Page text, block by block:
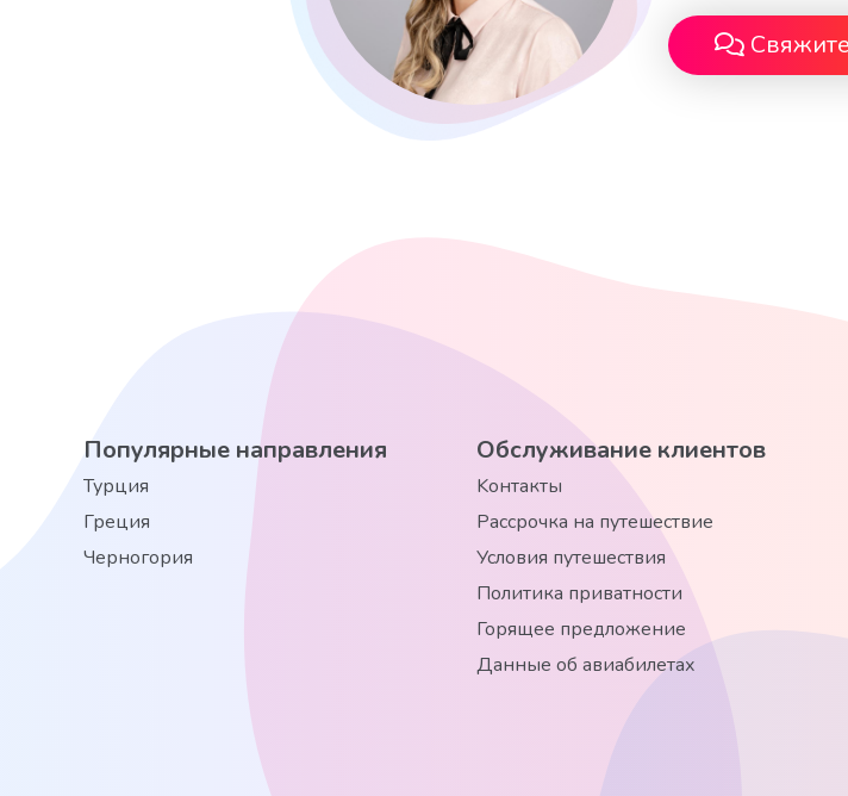
Популярные направления
Турция
Греция
Черногория
Обслуживание клиентов
Kонтакты
Рассрочка на путешествие
Условия путешествия
Политика приватности
Горящее предложение
Данные об авиабилетах